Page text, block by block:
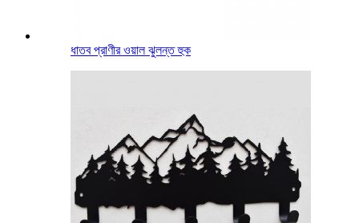
ধাতব প্রাণীর ওয়াল ঝুলন্ত হুক